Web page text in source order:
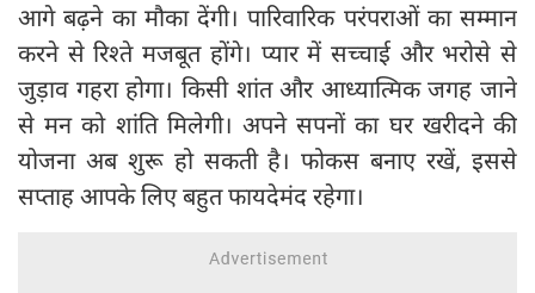
आगे बढ़ने का मौका देंगी। पारिवारिक परंपराओं का सम्मान
करने से रिश्ते मजबूत होंगे। प्यार में सच्चाई और भरोसे से
जुड़ाव गहरा होगा। किसी शांत और आध्यात्मिक जगह जाने
से मन को शांति मिलेगी। अपने सपनों का घर खरीदने की
योजना अब शुरू हो सकती है। फोकस बनाए रखें, इससे
सप्ताह आपके लिए बहुत फायदेमंद रहेगा।